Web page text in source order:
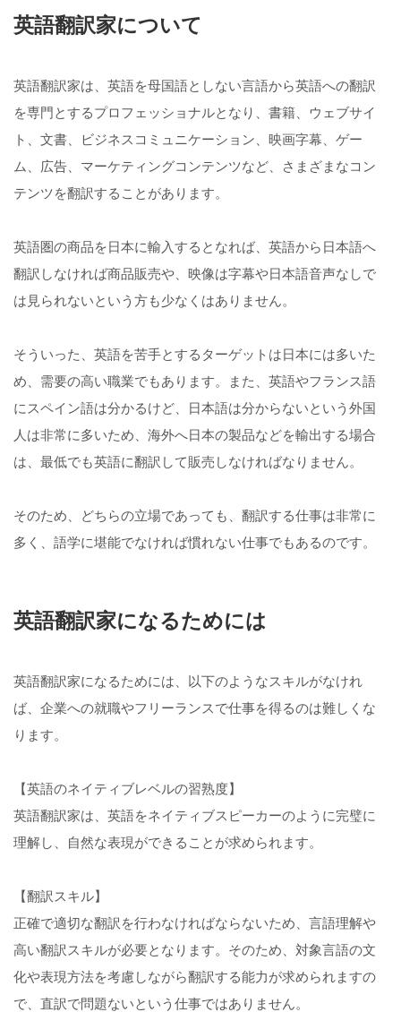
英語翻訳家について
英語翻訳家は、英語を母国語としない言語から英語への翻訳
を専門とするプロフェッショナルとなり、書籍、ウェブサイ
ト、文書、ビジネスコミュニケーション、映画字幕、ゲー
ム、広告、マーケティングコンテンツなど、さまざまなコン
テンツを翻訳することがあります。
英語圏の商品を日本に輸入するとなれば、英語から日本語へ
翻訳しなければ商品販売や、映像は字幕や日本語音声なしで
は見られないという方も少なくはありません。
そういった、英語を苦手とするターゲットは日本には多いた
め、需要の高い職業でもあります。また、英語やフランス語
にスペイン語は分かるけど、日本語は分からないという外国
人は非常に多いため、海外へ日本の製品などを輸出する場合
は、最低でも英語に翻訳して販売しなければなりません。
そのため、どちらの立場であっても、翻訳する仕事は非常に
多く、語学に堪能でなければ慣れない仕事でもあるのです。
英語翻訳家になるためには
英語翻訳家になるためには、以下のようなスキルがなけれ
ば、企業への就職やフリーランスで仕事を得るのは難しくな
ります。
【英語のネイティブレベルの習熟度】
英語翻訳家は、英語をネイティブスピーカーのように完璧に
理解し、自然な表現ができることが求められます。
【翻訳スキル】
正確で適切な翻訳を行わなければならないため、言語理解や
高い翻訳スキルが必要となります。そのため、対象言語の文
化や表現方法を考慮しながら翻訳する能力が求められますの
で、直訳で問題ないという仕事ではありません。